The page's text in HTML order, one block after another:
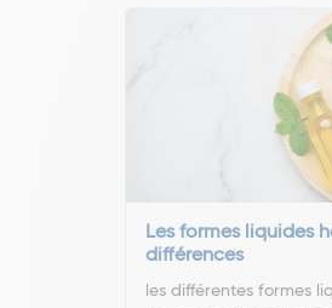
Les formes liquides
différences
les différentes formes